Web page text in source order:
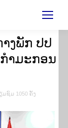
ງພັກ ປປ
ຳມະກອນ
ມ​ຊົມ 1050 ຄັ້ງ